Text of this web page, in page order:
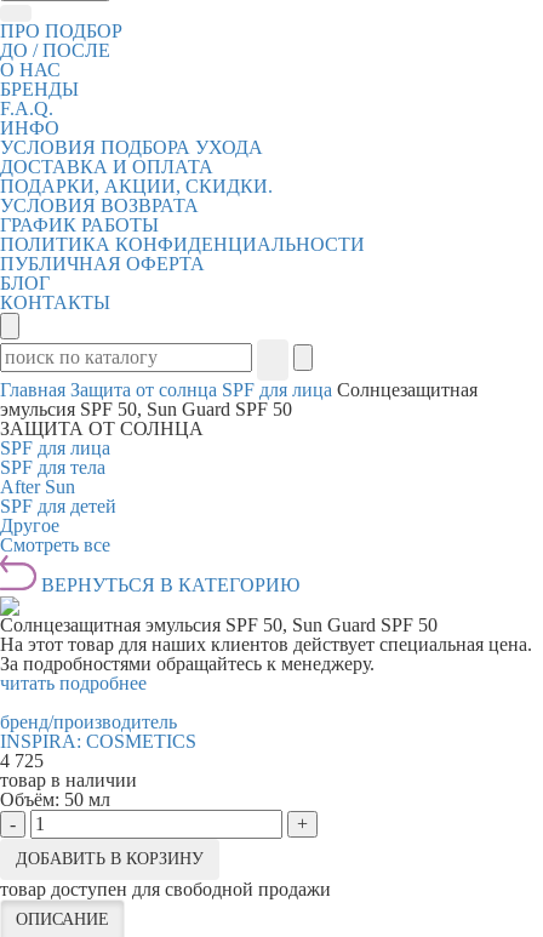
ПРО ПОДБОР
ДО / ПОСЛЕ
О НАС
БРЕНДЫ
F.A.Q.
ИНФО
УСЛОВИЯ ПОДБОРА УХОДА
ДОСТАВКА И ОПЛАТА
ПОДАРКИ, АКЦИИ, СКИДКИ.
УСЛОВИЯ ВОЗВРАТА
ГРАФИК РАБОТЫ
ПОЛИТИКА КОНФИДЕНЦИАЛЬНОСТИ
ПУБЛИЧНАЯ ОФЕРТА
БЛОГ
КОНТАКТЫ
Главная Защита от солнца SPF для лица Солнцезащитная
эмульсия SPF 50, Sun Guard SPF 50
ЗАЩИТА ОТ СОЛНЦА
SPF для лица
SPF для тела
After Sun
SPF для детей
Другое
Смотреть все
ВЕРНУТЬСЯ В КАТЕГОРИЮ
Солнцезащитная эмульсия SPF 50, Sun Guard SPF 50
На этот товар для наших клиентов действует специальная цена.
За подробностями обращайтесь к менеджеру.
читать подробнее
бренд/производитель
INSPIRA: COSMETICS
4 725
товар в наличии
Объём: 50 мл
-
+
ДОБАВИТЬ В КОРЗИНУ
товар доступен для свободной продажи
ОПИСАНИЕ